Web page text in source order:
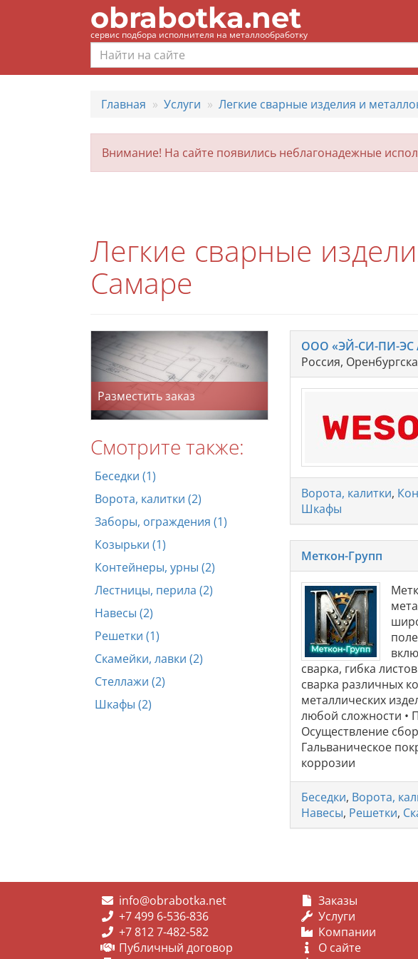
obrabotka.net
сервис подбора исполнителя на металлообработку
Главная Услуги Легкие сварные изделия и
Внимание! На сайте появились неблагонадежные
Легкие сварные
Самаре
Разместить заказ
Смотрите также:
Беседки (1)
Ворота, калитки (2)
Заборы, ограждения (1)
Козырьки (1)
Контейнеры, урны (2)
Лестницы, перила (2)
Навесы (2)
Решетки (1)
Скамейки, лавки (2)
Стеллажи (2)
Шкафы (2)
ООО «ЭЙ-СИ-ПИ-ЭС
Россия,
Ворота, калитки,
Шкафы
Меткон-Групп
сварка, гибка
сварка различных
металлических
любой сложности •
Осуществление
Гальваническое
коррозии
Беседки, Ворота,
Навесы, Решетки,
info@obrabotka.net
+7 499 6-536-836
+7 812 7-482-582
Публичный договор
Заказы
Услуги
Компании
О сайте